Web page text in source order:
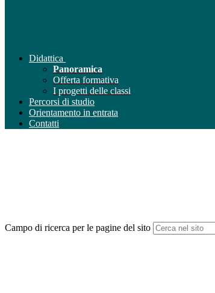
Didattica
Panoramica
Offerta formativa
I progetti delle classi
Percorsi di studio
Orientamento in entrata
Contatti
Campo di ricerca per le pagine del sito